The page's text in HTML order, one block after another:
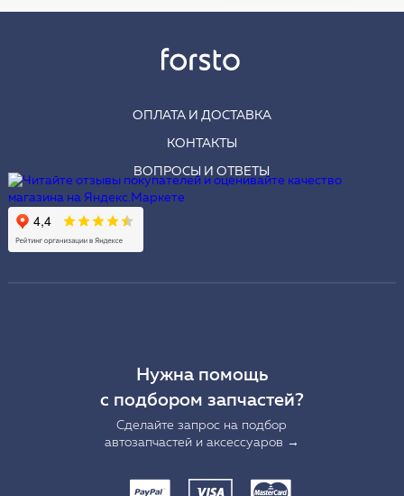
ОПЛАТА И ДОСТАВКА
КОНТАКТЫ
ВОПРОСЫ И ОТВЕТЫ
Нужна помощь
с подбором запчастей?
Сделайте запрос на подбор
автозапчастей и аксессуаров →